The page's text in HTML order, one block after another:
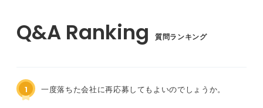
質問ランキング
1 一度落ちた会社に再応募してもよいのでしょうか。